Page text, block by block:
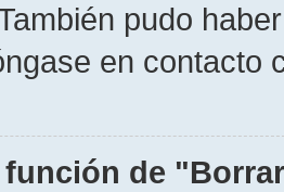
pudo
en contacto
función de